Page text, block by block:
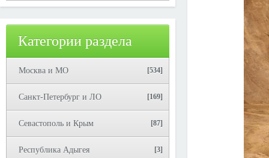
Категории раздела
Москва и МО [534]
Санкт-Петербург и ЛО [169]
Севастополь и Крым [87]
Республика Адыгея [3]